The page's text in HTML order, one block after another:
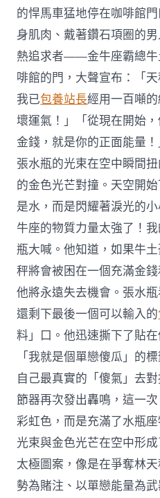
的悍馬車猛地停在咖啡館
身肌肉、戴著鑽石項圈的
熱追求者——金牛座霸總牛
啡館的門，大聲宣布：「
我已包養站長經用一百噸
壞運氣！」「從現在開始
金錢，就是你的正面能量
張水瓶的光束在空中瞬間
的金色光芒對撞。天空開
是水，而是閃耀著淚光的
牛座的物質力量太強了！
瓶大喊。他知道，如果牛
秤將會被困在一個充滿金
他將永遠失去機會。張水
還剩下最後一個可以輸入的
料」口。他迅速撕下了貼
「我就是個單戀傻瓜」的
自己最真實的「傻氣」去
節器再次發出轟鳴，這一
彩虹色，而是充滿了水瓶
光束與金色光芒在空中形
太極圖案，像是在爭奪林
勢為賭注、以單戀能量為